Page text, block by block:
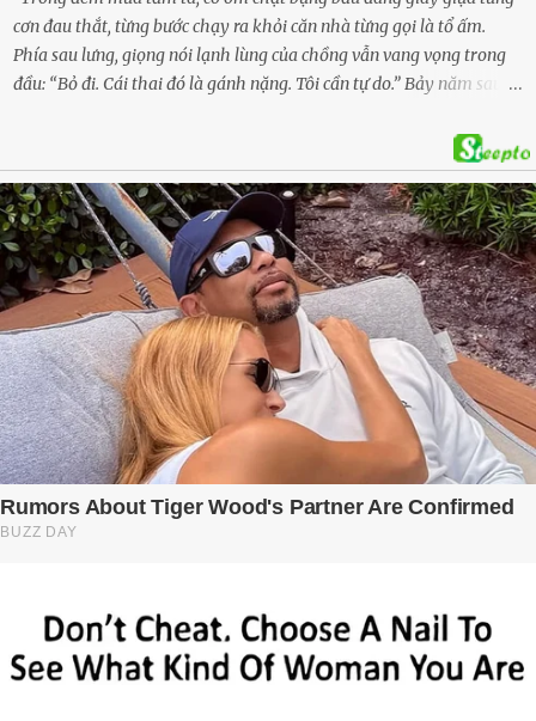
cơn đau thắt, từng bước chạy ra khỏi căn nhà từng gọi là tổ ấm.
Phía sau lưng, giọng nói lạnh lùng của chồng vẫn vang vọng trong
đầu: “Bỏ đi. Cái thai đó là gánh nặng. Tôi cần tự do.” Bảy năm sau,
kế hoạch được chuẩn bị kỹ lưỡng để người đàn ông phản bội ấy
phải trả giá … Hà Nội, mùa thu năm 2018, cái lạnh len lỏi qua từng
khe cửa gỗ cũ kỹ. Trong một căn biệt thự sang trọng ở phố Tây Hồ,
Ngọc Anh ngồi lặng lẽ trên ghế sofa, tay đặt lên bụng – nơi hai sinh
linh bé bỏng đang lớn dần từng ngày. Cô chưa bao giờ nghĩ mình sẽ
phải sống trong sợ hãi khi mang thai, đặc biệt là sợ… chính chồng
mình. Trí – người chồng mà cô từng yêu đến mù quáng, đã không
còn là người đàn ông của ngày đầu. Thành đạt, quyền lực, nhưng
cũng dối trá và lạnh lùng. Gần đây, anh hay về muộn, thậm chí có
đêm không về. Và rồi, trong một bữa cơm tối vắng lặng, Trí ném
xuống bàn ly n...